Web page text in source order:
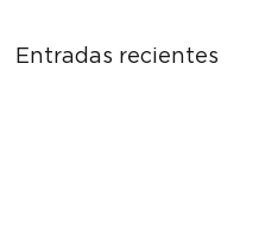
Entradas recientes